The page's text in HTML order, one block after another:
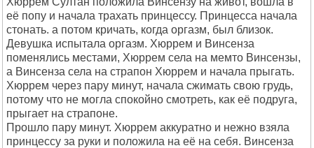
её попу и начала трахать принцессу. Принцесса начала
стонать. а потом кричать, когда оргазм, был близок.
Девушка испытала оргазм. Хюррем и Винсенза
поменялись местами, Хюррем села на мемто Винсензы,
а Винсенза села на страпон Хюррем и начала прыгать.
Хюррем через пару минут, начала сжимать свою грудь,
потому что не могла спокойно смотреть, как её подруга,
прыгает на страпоне.
Прошло пару минут. Хюррем аккуратно и нежно взяла
принцессу за руки и положила на её на себя. Винсенза